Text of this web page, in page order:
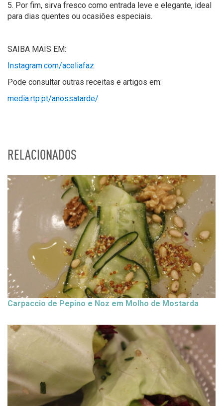
5. Por fim, sirva fresco como entrada leve e elegante, ideal
para dias quentes ou ocasiões especiais.
SAIBA MAIS EM:
Instagram.com/aceliafaz
Pode consultar outras receitas e artigos em:
media.rtp.pt/anossatarde/
RELACIONADOS
Carpaccio de Pepino e Noz em Molho de Mostarda